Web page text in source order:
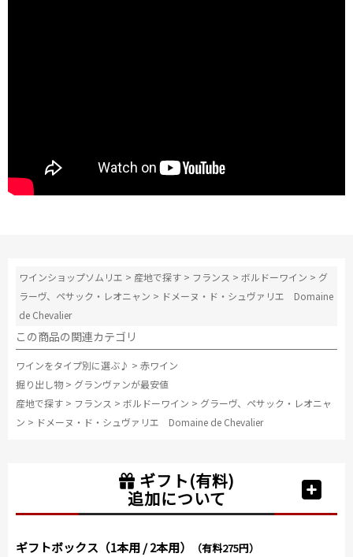
ワインショップソムリエ > 産地で探す > フランス >ボルドーワイン > グ
ラーヴ、ペサック・レオニャン > ドメーヌ・ド・シュヴァリエ Domaine
de Chevalier
この商品の関連カテゴリ
ワインをタイプ別に選ぶ♪ > 赤ワイン
掘り出し物 > グランヴァンが最安値
産地で探す > フランス > ボルドーワイン > グラーヴ、ペサック・レオニャ
ン > ドメーヌ・ド・シュヴァリエ Domaine de Chevalier
ギフト(有料)
追加について
ギフトボックス（1本用 / 2本用） （有料275円）